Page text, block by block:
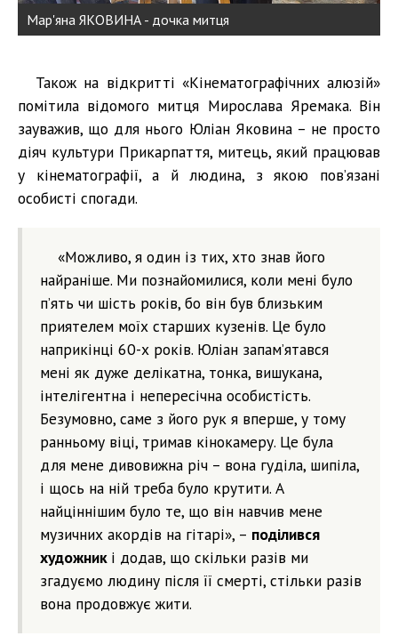
Мар'яна ЯКОВИНА - дочка митця
Також на відкритті «Кінематографічних алюзій»
помітила відомого митця Мирослава Яремака. Він
зауважив, що для нього Юліан Яковина – не просто
діяч культури Прикарпаття, митець, який працював
у кінематографії, а й людина, з якою пов’язані
особисті спогади.
«Можливо, я один із тих, хто знав його
найраніше. Ми познайомилися, коли мені було
п’ять чи шість років, бо він був близьким
приятелем моїх старших кузенів. Це було
наприкінці 60-х років. Юліан запам’ятався
мені як дуже делікатна, тонка, вишукана,
інтелігентна і непересічна особистість.
Безумовно, саме з його рук я вперше, у тому
ранньому віці, тримав кінокамеру. Це була
для мене дивовижна річ – вона гуділа, шипіла,
і щось на ній треба було крутити. А
найціннішим було те, що він навчив мене
музичних акордів на гітарі», – поділився
художник і додав, що скільки разів ми
згадуємо людину після її смерті, стільки разів
вона продовжує жити.